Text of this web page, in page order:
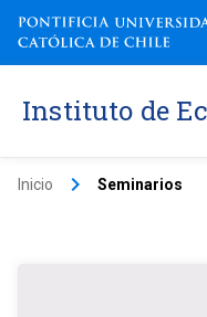
Instituto de
Inicio keyboard_arrow_right Seminarios